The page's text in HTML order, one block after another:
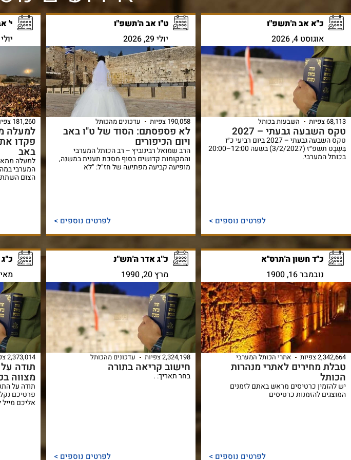
כ"א אב ה'תשפ"ו
אוגוסט 4, 2026
68,113 צפיות השבעות בכותל
טקס השבעה גבעתי – 2027
טקס השבעה גבעתי – 2027 ביום רביעי כ״ו
בִּשְׁבָט תשפ״ז (3/2/2027) בשעה 12:00–20:00
בכותל המערבי.
לפרטים נוספים >
ט"ו אב ה'תשפ"ו
יולי 29, 2026
190,058 צפיות עדכונים מהכותל
לא פספסתם: הסוד של ט"ו באב
ויום הכיפורים
הרב שמואל רבינוביץ – רב הכותל המערבי
והמקומות קדושים בסוף מסכת תענית במשנה,
מופיעה קביעה מפתיעה של חז"ל: "לא
לפרטים נוספים >
י'
יולי 24, 2026
181,260 צפיות
פקדו
באב
למעלה
המערבי
הצום
כ"ד חשון ה'תרס"א
נובמבר 16, 1900
2,342,664 צפיות אתרי הכותל המערבי
טבלת מחירים לאתרי מנהרות
הכותל
יש להזמין כרטיסים מראש באתם לזמנים
המוצגים להזמנות כרטיסים
לפרטים נוספים >
כ"ג אדר ה'תש"נ
מרץ 20, 1990
2,324,198 צפיות עדכונים מהכותל
חישוב קריאה בתורה
בחר תאריך: .
לפרטים נוספים >
מאי 18, 1990
2,373,014 צפיות
תודה
מצווה
תודה על
פרטיכם
אליכם